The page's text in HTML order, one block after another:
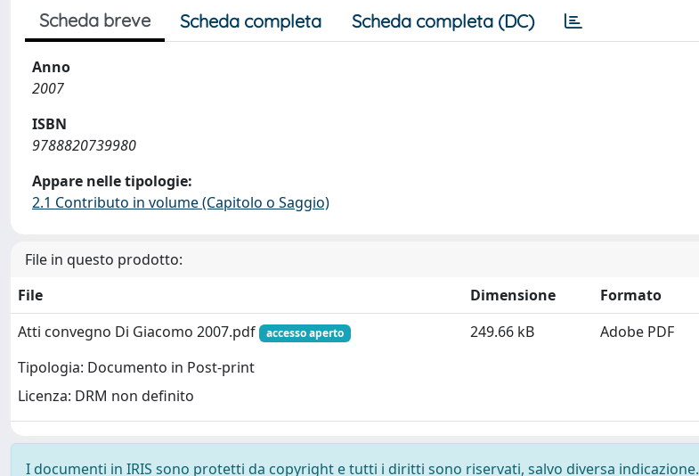
Scheda breve Scheda completa Scheda completa (DC)
Anno
2007
ISBN
9788820739980
Appare nelle tipologie:
2.1 Contributo in volume (Capitolo o Saggio)
File in questo prodotto:
File
Dimensione
Formato
Atti convegno Di Giacomo 2007.pdf
accesso aperto
Tipologia: Documento in Post-print
Licenza: DRM non definito
249.66 kB Adobe PDF
I documenti in IRIS sono protetti da copyright e tutti i diritti sono riservati, salvo diversa indicazione.